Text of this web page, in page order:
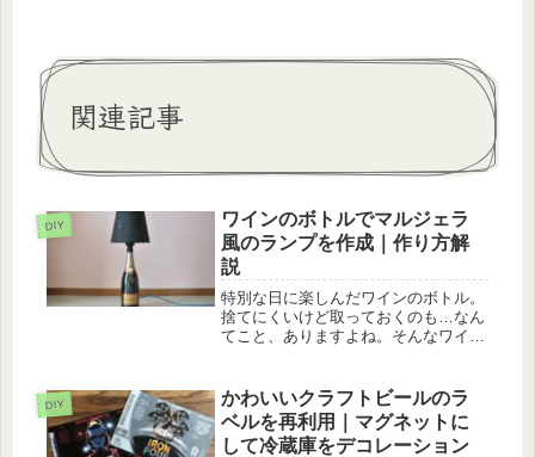
関連記事
DIY
ワインのボトルでマルジェラ
風のランプを作成｜作り方解
説
特別な日に楽しんだワインのボトル。
捨てにくいけど取っておくのも…なん
てこと、ありますよね。そんなワイン
果としてはなかなかによい感じ。そん
なボトルランプの作り方について解説
し...
DIY
かわいいクラフトビールのラ
ベルを再利用｜マグネットに
して冷蔵庫をデコレーション